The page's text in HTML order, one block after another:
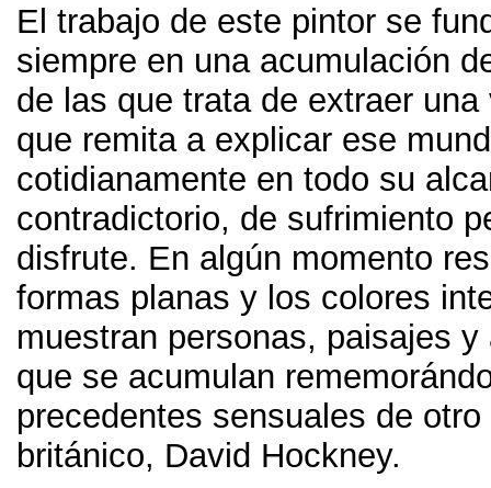
El trabajo de este pintor se
siempre en una acumulación
de las que trata de extraer
que remita a explicar ese
cotidianamente en todo su
contradictorio, de sufrimiento
disfrute. En algún momento
formas planas y los colores
muestran personas, paisajes y
que se acumulan
precedentes sensuales de otro
británico, David Hockney.